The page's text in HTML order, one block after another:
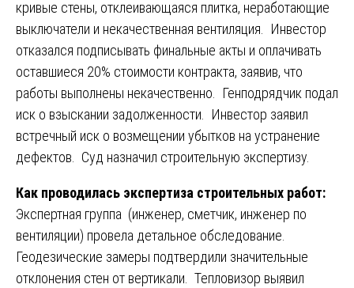
кривые стены, отклеивающаяся плитка, неработающие
выключатели и некачественная вентиляция. Инвестор
отказался подписывать финальные акты и оплачивать
оставшиеся 20% стоимости контракта, заявив, что
работы выполнены некачественно. Генподрядчик подал
иск о взыскании задолженности. Инвестор заявил
встречный иск о возмещении убытков на устранение
дефектов. Суд назначил строительную экспертизу.
Как проводилась экспертиза строительных работ:
Экспертная группа (инженер, сметчик, инженер по
вентиляции) провела детальное обследование.
Геодезические замеры подтвердили значительные
отклонения стен от вертикали. Тепловизор выявил